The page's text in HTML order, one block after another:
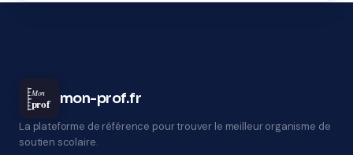
Mon
prof mon-prof.fr
La plateforme de référence pour trouver le meilleur organisme de
soutien scolaire.